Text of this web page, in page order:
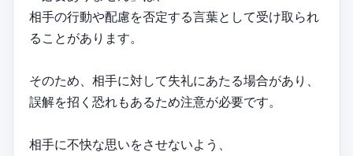
相手の行動や配慮を否定する言葉として受け取られ
ることがあります。
そのため、相手に対して失礼にあたる場合があり、
誤解を招く恐れもあるため注意が必要です。
相手に不快な思いをさせないよう、